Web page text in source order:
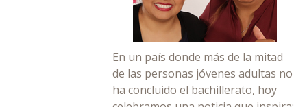
En un país donde más de la mitad
de las personas jóvenes adultas no
ha concluido el bachillerato, hoy